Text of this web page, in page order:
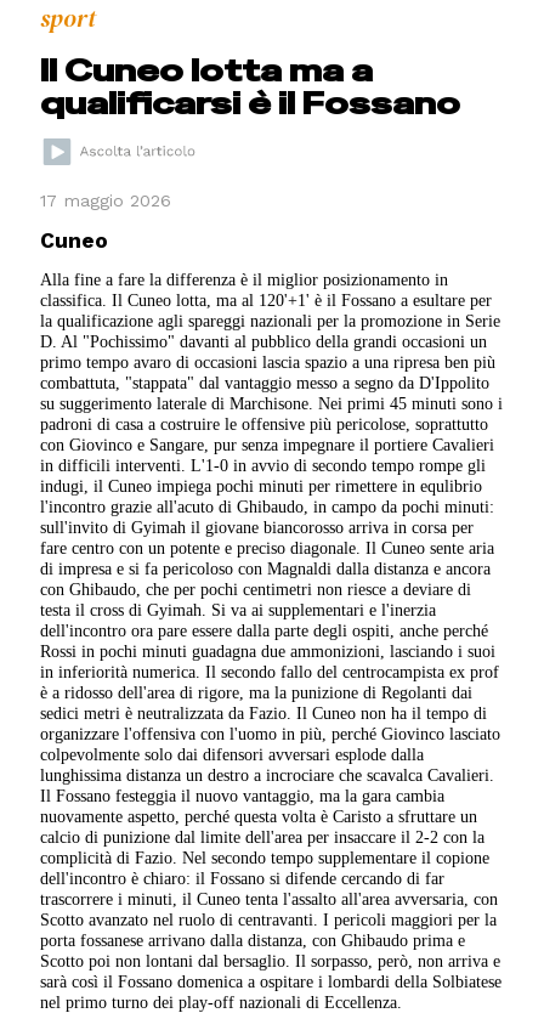
sport
Il Cuneo lotta ma a
qualificarsi è il Fossano
17 maggio 2026
Cuneo
Alla fine a fare la differenza è il miglior posizionamento in
classifica. Il Cuneo lotta, ma al 120'+1' è il Fossano a esultare per
la qualificazione agli spareggi nazionali per la promozione in Serie
D. Al "Pochissimo" davanti al pubblico della grandi occasioni un
primo tempo avaro di occasioni lascia spazio a una ripresa ben più
combattuta, "stappata" dal vantaggio messo a segno da D'Ippolito
su suggerimento laterale di Marchisone. Nei primi 45 minuti sono i
padroni di casa a costruire le offensive più pericolose, soprattutto
con Giovinco e Sangare, pur senza impegnare il portiere Cavalieri
in difficili interventi. L'1-0 in avvio di secondo tempo rompe gli
indugi, il Cuneo impiega pochi minuti per rimettere in equlibrio
l'incontro grazie all'acuto di Ghibaudo, in campo da pochi minuti:
sull'invito di Gyimah il giovane biancorosso arriva in corsa per
fare centro con un potente e preciso diagonale. Il Cuneo sente aria
di impresa e si fa pericoloso con Magnaldi dalla distanza e ancora
con Ghibaudo, che per pochi centimetri non riesce a deviare di
testa il cross di Gyimah. Si va ai supplementari e l'inerzia
dell'incontro ora pare essere dalla parte degli ospiti, anche perché
Rossi in pochi minuti guadagna due ammonizioni, lasciando i suoi
in inferiorità numerica. Il secondo fallo del centrocampista ex prof
è a ridosso dell'area di rigore, ma la punizione di Regolanti dai
sedici metri è neutralizzata da Fazio. Il Cuneo non ha il tempo di
organizzare l'offensiva con l'uomo in più, perché Giovinco lasciato
colpevolmente solo dai difensori avversari esplode dalla
lunghissima distanza un destro a incrociare che scavalca Cavalieri.
Il Fossano festeggia il nuovo vantaggio, ma la gara cambia
nuovamente aspetto, perché questa volta è Caristo a sfruttare un
calcio di punizione dal limite dell'area per insaccare il 2-2 con la
complicità di Fazio. Nel secondo tempo supplementare il copione
dell'incontro è chiaro: il Fossano si difende cercando di far
trascorrere i minuti, il Cuneo tenta l'assalto all'area avversaria, con
Scotto avanzato nel ruolo di centravanti. I pericoli maggiori per la
porta fossanese arrivano dalla distanza, con Ghibaudo prima e
Scotto poi non lontani dal bersaglio. Il sorpasso, però, non arriva e
sarà così il Fossano domenica a ospitare i lombardi della Solbiatese
nel primo turno dei play-off nazionali di Eccellenza.